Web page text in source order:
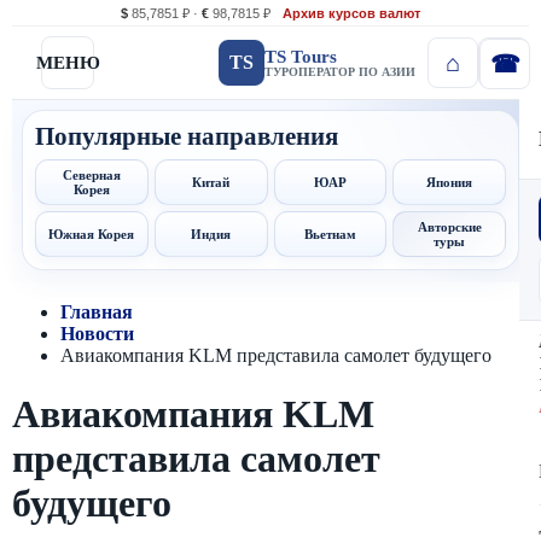
$ 85,7851 ₽ · € 98,7815 ₽ Архив курсов валют
МЕНЮ TS TS Tours
ТУРОПЕРАТОР ПО АЗИИ
Популярные направления
Северная
Корея
Китай ЮАР Япония
Южная Корея Индия Вьетнам
Авторские
туры
Главная
Новости
Авиакомпания KLM представила самолет будущего
Авиакомпания KLM
представила самолет
будущего